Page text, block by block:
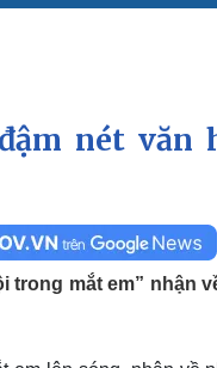
đá
Ô tô - Xe
Ô tô
Xe máy
nét văn
trong mắt em” nhận